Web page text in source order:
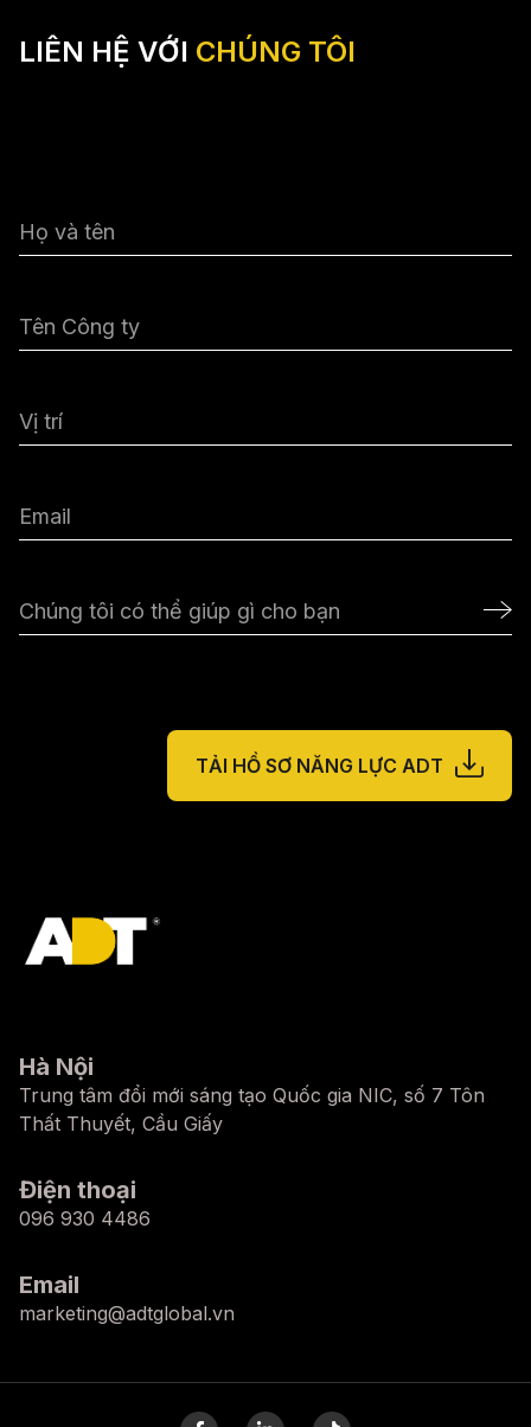
LIÊN HỆ VỚI CHÚNG TÔI
TẢI HỒ SƠ NĂNG LỰC ADT
Hà Nội
Trung tâm đổi mới sáng tạo Quốc gia NIC, số 7 Tôn
Thất Thuyết, Cầu Giấy
Điện thoại
096 930 4486
Email
marketing@adtglobal.vn